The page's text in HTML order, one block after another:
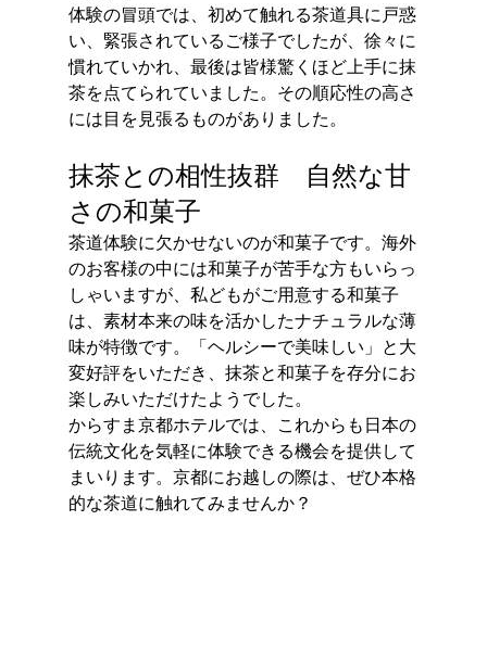
体験の冒頭では、初めて触れる茶道具に戸惑
い、緊張されているご様子でしたが、徐々に
慣れていかれ、最後は皆様驚くほど上手に抹
茶を点てられていました。その順応性の高さ
には目を見張るものがありました。
抹茶との相性抜群　自然な甘
さの和菓子
茶道体験に欠かせないのが和菓子です。海外
のお客様の中には和菓子が苦手な方もいらっ
しゃいますが、私どもがご用意する和菓子
は、素材本来の味を活かしたナチュラルな薄
味が特徴です。「ヘルシーで美味しい」と大
変好評をいただき、抹茶と和菓子を存分にお
楽しみいただけたようでした。
からすま京都ホテルでは、これからも日本の
伝統文化を気軽に体験できる機会を提供して
まいります。京都にお越しの際は、ぜひ本格
的な茶道に触れてみませんか？